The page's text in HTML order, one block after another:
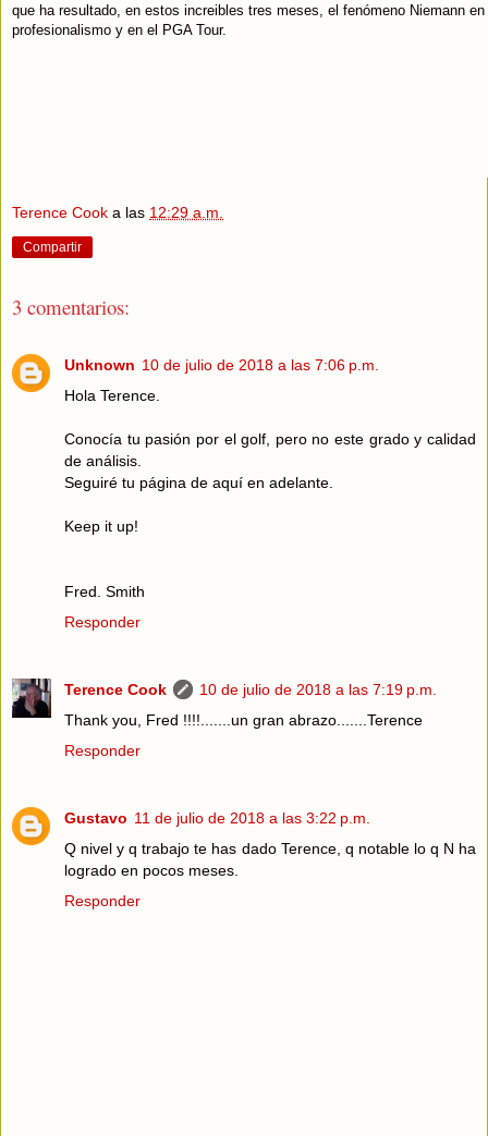
que ha resultado, en estos increibles tres meses, el fenómeno Niemann en
profesionalismo y en el PGA Tour.
Terence Cook a las 12:29 a.m.
Compartir
3 comentarios:
Unknown 10 de julio de 2018 a las 7:06 p.m.
Hola Terence.
Conocía tu pasión por el golf, pero no este grado y calidad
de análisis.
Seguiré tu página de aquí en adelante.
Keep it up!
Fred. Smith
Responder
Terence Cook
10 de julio de 2018 a las 7:19 p.m.
Thank you, Fred !!!!.......un gran abrazo.......Terence
Responder
Gustavo 11 de julio de 2018 a las 3:22 p.m.
Q nivel y q trabajo te has dado Terence, q notable lo q N ha
logrado en pocos meses.
Responder